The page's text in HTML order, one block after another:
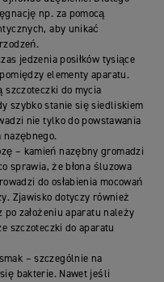
np. za pomocą
aby unikać
jedzenia posiłków tysiące
elementy aparatu.
szczoteczki do mycia
szybko stanie się siedliskiem
nie tylko do powstawania
– kamień nazębny gromadzi
sprawia, że błona śluzowa
do osłabienia mocowań
Zjawisko dotyczy również
po założeniu aparatu należy
szczoteczki do aparatu
– szczególnie na
bakterie. Nawet jeśli